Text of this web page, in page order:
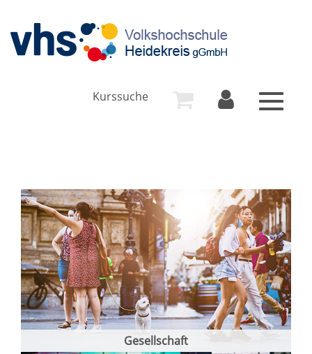
Kurssuche
Toggle
Gesellschaft